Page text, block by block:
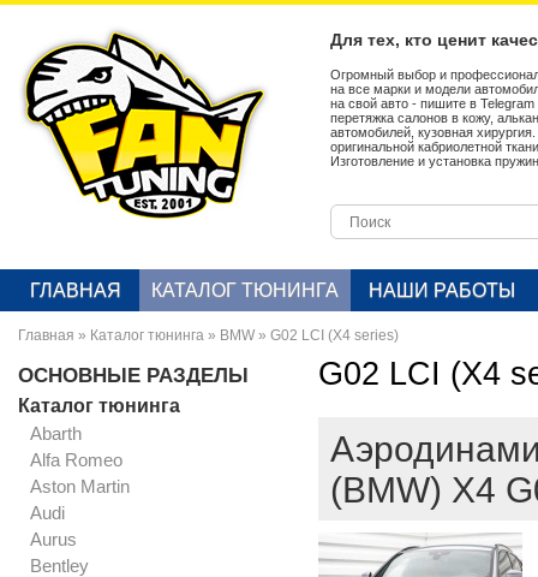
Для тех, кто ценит
Огромный выбор и
на все марки и модели
на свой авто - пишите в
перетяжка салонов в кожу,
автомобилей, кузовная
оригинальной кабриолетной
Изготовление и установка
ГЛАВНАЯ КАТАЛОГ ТЮНИНГА НАШИ РАБОТЫ
Главная » Каталог тюнинга » BMW » G02 LCI (X4 series)
ОСНОВНЫЕ РАЗДЕЛЫ
Каталог тюнинга
Abarth
Alfa Romeo
Aston Martin
Audi
Aurus
Bentley
G02 LCI (X4
(BMW) X4